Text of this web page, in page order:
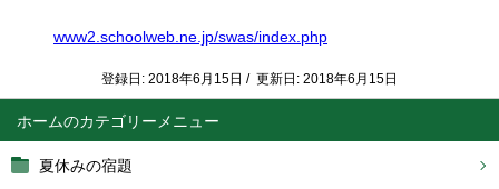
ホーム
夏休みの宿題
www2.schoolweb.ne.jp/swas/index.php
登録日: 2018年6月15日 / 更新日: 2018年6月15日